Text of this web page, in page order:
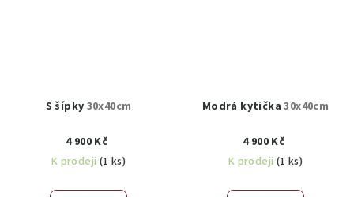
S šípky 30x40cm
4 900 Kč
K prodeji (1 ks)
Modrá kytička30x40cm
4 900 Kč
K prodeji (1 ks)